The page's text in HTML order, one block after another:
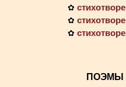
✿
✿
✿
ПОЭМЫ